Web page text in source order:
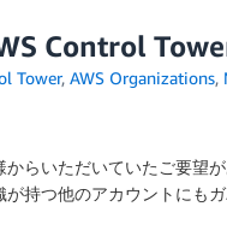
Control
Tower, AWS Organizations,
らいただいていたご要望
持つ他のアカウントにも